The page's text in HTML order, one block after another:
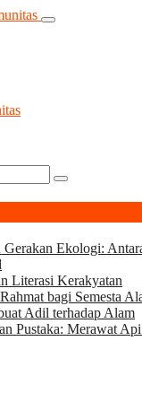
Gerakan Ekologi:
Literasi Kerakyatan
bagi Semesta
Adil terhadap Alam
Pustaka: Merawat